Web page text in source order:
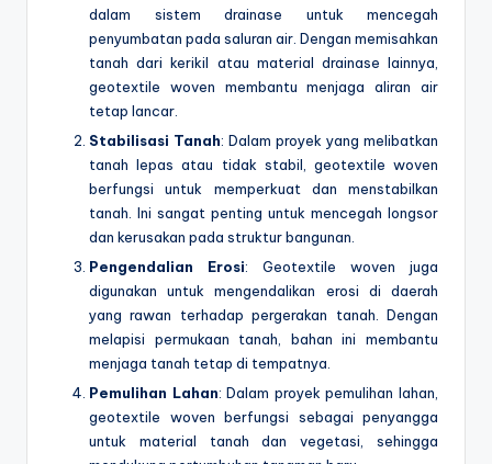
dalam sistem drainase untuk mencegah
penyumbatan pada saluran air. Dengan memisahkan
tanah dari kerikil atau material drainase lainnya,
geotextile woven membantu menjaga aliran air
tetap lancar.
Stabilisasi Tanah: Dalam proyek yang melibatkan
tanah lepas atau tidak stabil, geotextile woven
berfungsi untuk memperkuat dan menstabilkan
tanah. Ini sangat penting untuk mencegah longsor
dan kerusakan pada struktur bangunan.
Pengendalian Erosi: Geotextile woven juga
digunakan untuk mengendalikan erosi di daerah
yang rawan terhadap pergerakan tanah. Dengan
melapisi permukaan tanah, bahan ini membantu
menjaga tanah tetap di tempatnya.
Pemulihan Lahan: Dalam proyek pemulihan lahan,
geotextile woven berfungsi sebagai penyangga
untuk material tanah dan vegetasi, sehingga